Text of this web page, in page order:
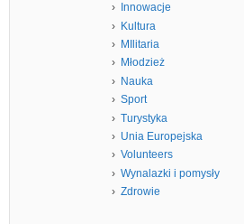
Innowacje
Kultura
MIlitaria
Młodzież
Nauka
Sport
Turystyka
Unia Europejska
Volunteers
Wynalazki i pomysły
Zdrowie